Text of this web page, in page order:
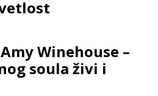
Winehouse –
soula živi i